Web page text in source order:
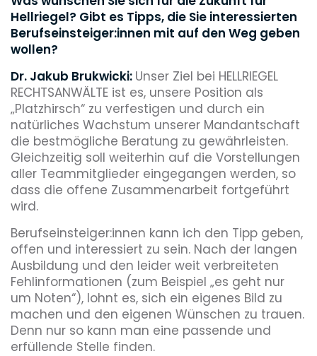
Hellriegel? Gibt es Tipps, die Sie interessierten
Berufseinsteiger:innen mit auf den Weg geben
wollen?
Dr. Jakub Brukwicki: Unser Ziel bei HELLRIEGEL
RECHTSANWÄLTE ist es, unsere Position als
„Platzhirsch“ zu verfestigen und durch ein
natürliches Wachstum unserer Mandantschaft
die bestmögliche Beratung zu gewährleisten.
Gleichzeitig soll weiterhin auf die Vorstellungen
aller Teammitglieder eingegangen werden, so
dass die offene Zusammenarbeit fortgeführt
wird.
Berufseinsteiger:innen kann ich den Tipp geben,
offen und interessiert zu sein. Nach der langen
Ausbildung und den leider weit verbreiteten
Fehlinformationen (zum Beispiel „es geht nur
um Noten“), lohnt es, sich ein eigenes Bild zu
machen und den eigenen Wünschen zu trauen.
Denn nur so kann man eine passende und
erfüllende Stelle finden.